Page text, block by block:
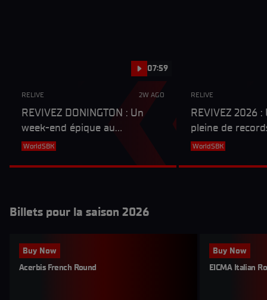
07:59
RELIVE 2W AGO
REVIVEZ DONINGTON : Un
week-end épique au
Royaume-Uni, marqué par la
nouveau vainqueur
WorldSBK
RELIVE
REVIVEZ 2026
pleine de
WorldSBK
WorldSBK
Billets pour la saison 2026
Buy Now
Acerbis French Round
Buy Now
EICMA Italian